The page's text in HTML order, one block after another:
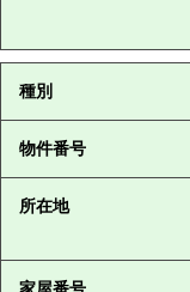
種別
物件番号
所在地